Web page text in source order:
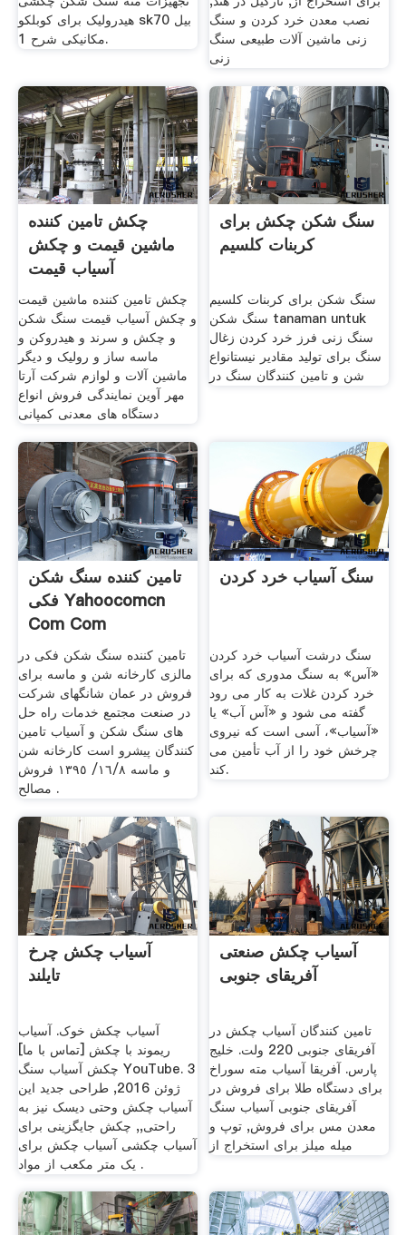
هیدرولیک برای کوبلکو sk70 بیل
مکانیکی شرح 1.
نصب معدن خرد کردن و سنگ
زنی ماشین آلات طبیعی سنگ
زنی
چکش تامین کننده
ماشین قیمت و چکش
آسیاب قیمت
چکش تامین کننده ماشین قیمت
و چکش آسیاب قیمت سنگ شکن
و چکش و سرند و هیدروکن و
ماسه ساز و رولیک و دیگر
ماشین آلات و لوازم شرکت آرتا
مهر آوین نمایندگی فروش انواع
دستگاه های معدنی کمپانی
سنگ شکن چکش برای
کربنات کلسیم
سنگ شکن برای کربنات کلسیم
سنگ شکن tanaman untuk
سنگ زنی فرز خرد کردن زغال
سنگ برای تولید مقادیر نیستانواع
شن و تامین کنندگان سنگ در
تامین کننده سنگ شکن
فکی Yahoocomcn
Com Com
تامین کننده سنگ شکن فکی در
مالزی کارخانه شن و ماسه برای
فروش در عمان شانگهای شرکت
در صنعت مجتمع خدمات راه حل
های سنگ شکن و آسیاب تامین
کنندگان پیشرو است کارخانه شن
و ماسه ١٦/٨/ ١٣٩٥ فروش
مصالح .
سنگ آسیاب خرد کردن
سنگ درشت آسیاب خرد کردن
«آس» به سنگ مدوری که برای
خرد کردن غلات به کار می رود
گفته می شود و «آس آب» یا
«آسیاب»، آسی است که نیروی
چرخش خود را از آب تأمین می
کند.
آسیاب چکش چرخ
تایلند
آسیاب چکش خوک. آسیاب
ریموند با چکش [تماس با ما]
چکش آسیاب سنگ YouTube. 3
ژوئن 2016, طراحی جدید این
آسیاب چکش وحتی دیسک نیز به
راحتی,, چکش جایگزینی برای
آسیاب چکشی آسیاب چکش برای
یک متر مکعب از مواد .
آسیاب چکش صنعتی
آفریقای جنوبی
تامین کنندگان آسیاب چکش در
آفریقای جنوبی 220 ولت. خلیج
پارس. آفریقا آسیاب مته سوراخ
برای دستگاه طلا برای فروش در
آفریقای جنوبی آسیاب سنگ
معدن مس برای فروش, توپ و
میله میلز برای استخراج از